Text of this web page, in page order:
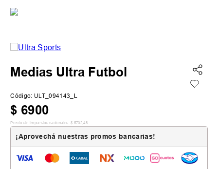
Medias Ultra Futbol
Código: ULT_094143_L
$ 6900
Precio sin impuestos nacionales: $ 5702,48
¡Aprovechá nuestras promos bancarias!
3
5. zapatillas adidas